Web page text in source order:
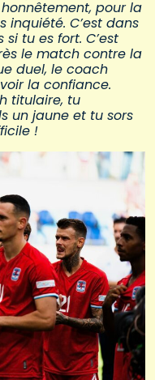
pour la
inquiété. C’est dans
tu es fort. C’est
le match contre la
duel, le coach
la confiance.
titulaire, tu
un jaune et tu sors
!